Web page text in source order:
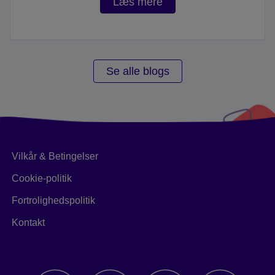
Se alle blogs
Vilkår & Betingelser
Cookie-politik
Fortrolighedspolitik
Kontakt